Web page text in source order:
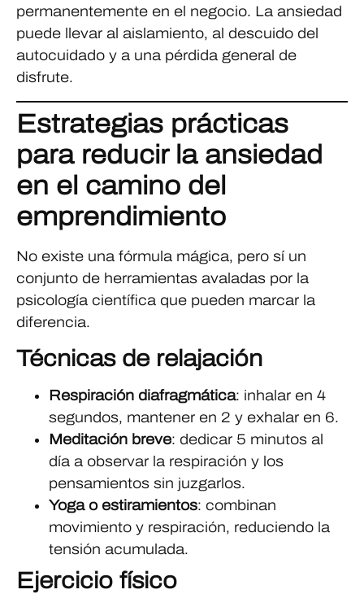
permanentemente en el negocio. La ansiedad
puede llevar al aislamiento, al descuido del
autocuidado y a una pérdida general de
disfrute.
Estrategias prácticas
para reducir la ansiedad
en el camino del
emprendimiento
No existe una fórmula mágica, pero sí un
conjunto de herramientas avaladas por la
psicología científica que pueden marcar la
diferencia.
Técnicas de relajación
Respiración diafragmática: inhalar en 4
segundos, mantener en 2 y exhalar en 6.
Meditación breve: dedicar 5 minutos al
día a observar la respiración y los
pensamientos sin juzgarlos.
Yoga o estiramientos: combinan
movimiento y respiración, reduciendo la
tensión acumulada.
Ejercicio físico